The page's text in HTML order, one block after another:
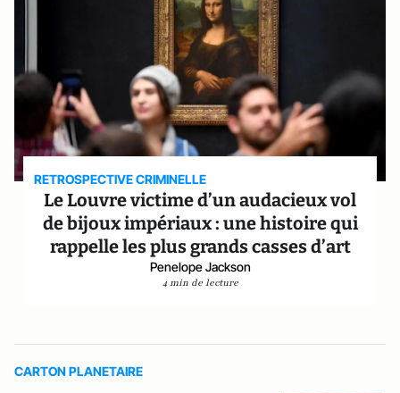
RETROSPECTIVE CRIMINELLE
Le Louvre victime d’un audacieux vol
de bijoux impériaux : une histoire qui
rappelle les plus grands casses d’art
Penelope Jackson
4 min de lecture
CARTON PLANETAIRE